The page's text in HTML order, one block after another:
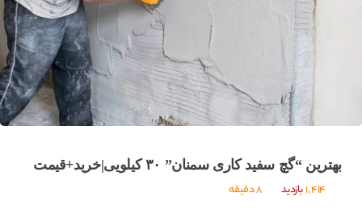
بهترین “گچ سفید کاری سمنان” ۳۰ کیلویی|خرید+قیمت
1,414بازدید 8 دقیقه